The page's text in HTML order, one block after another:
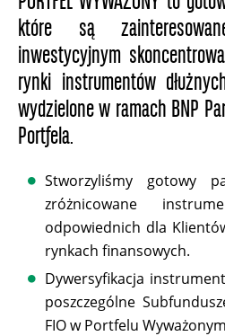
które są
inwestycyjnym
rynki instrumentów
wydzielone w ramach BNP
Portfela.
Stworzyliśmy gotowy
zróżnicowane
odpowiednich dla
rynkach finansowych.
Dywersyfikacja
poszczególne
FIO w Portfelu